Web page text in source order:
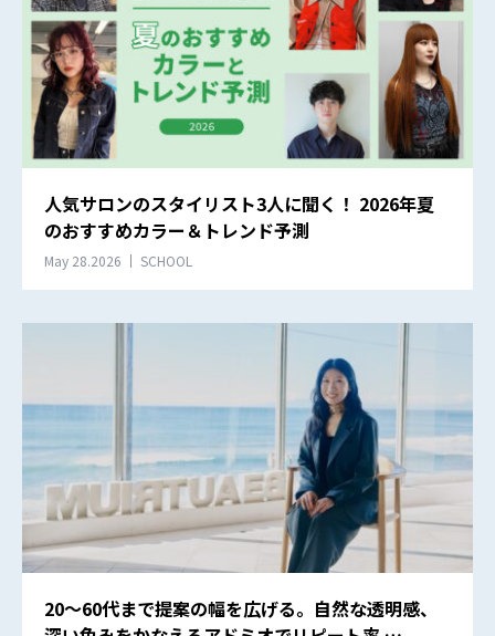
人気サロンのスタイリスト3人に聞く！ 2026年夏
のおすすめカラー＆トレンド予測
May 28.2026 SCHOOL
20〜60代まで提案の幅を広げる。自然な透明感、